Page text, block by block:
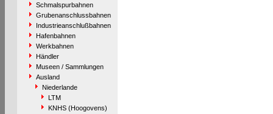
Schmalspurbahnen
Grubenanschlussbahnen
Industrieanschlußbahnen
Hafenbahnen
Werkbahnen
Händler
Museen / Sammlungen
Ausland
Niederlande
LTM
KNHS (Hoogovens)